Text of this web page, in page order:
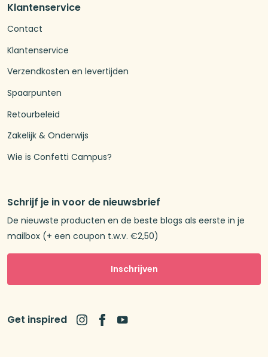
Klantenservice
Contact
Klantenservice
Verzendkosten en levertijden
Spaarpunten
Retourbeleid
Zakelijk & Onderwijs
Wie is Confetti Campus?
Schrijf je in voor de nieuwsbrief
De nieuwste producten en de beste blogs als eerste in je
mailbox (+ een coupon t.w.v. €2,50)
Inschrijven
Get inspired